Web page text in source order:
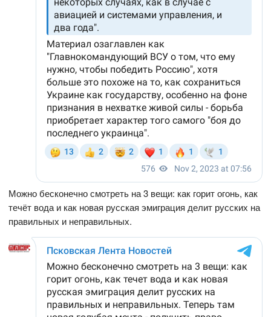
Можно бесконечно смотреть на 3 вещи: как горит огонь, как
течёт вода и как новая русская эмиграция делит русских на
правильных и неправильных.